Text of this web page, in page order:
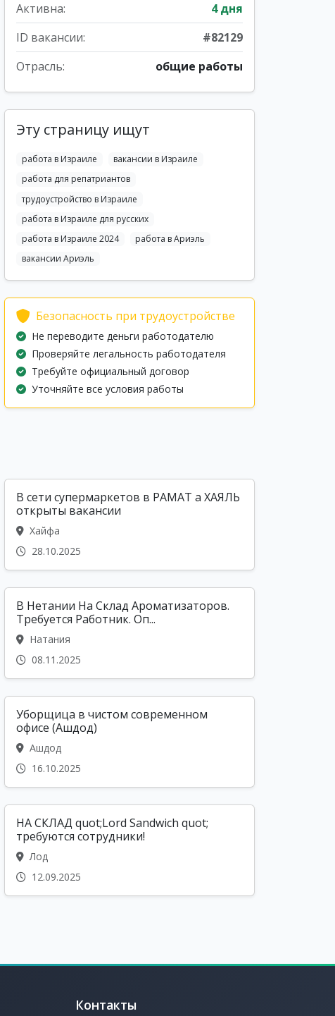
Активна:
4 дня
ID вакансии:
#82129
Отрасль:
общие работы
Эту страницу ищут
работа в Израиле
вакансии в Израиле
работа для репатриантов
трудоустройство в Израиле
работа в Израиле для русских
работа в Израиле 2024
работа в Ариэль
вакансии Ариэль
Безопасность при трудоустройстве
Не переводите деньги работодателю
Проверяйте легальность работодателя
Требуйте официальный договор
Уточняйте все условия работы
В сети супермаркетов в РАМАТ а ХАЯЛЬ
открыты вакансии
Хайфа
28.10.2025
В Нетании На Склад Ароматизаторов.
Требуется Работник. Оп...
Натания
08.11.2025
Уборщица в чистом современном
офисе (Ашдод)
Ашдод
16.10.2025
НА СКЛАД quot;Lord Sandwich quot;
требуются сотрудники!
Лод
12.09.2025
Контакты